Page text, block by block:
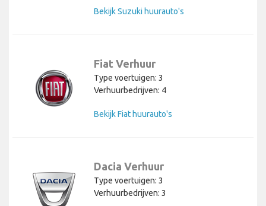
Bekijk Suzuki huurauto's
Fiat Verhuur
Type voertuigen: 3
Verhuurbedrijven: 4
Bekijk Fiat huurauto's
Dacia Verhuur
Type voertuigen: 3
Verhuurbedrijven: 3